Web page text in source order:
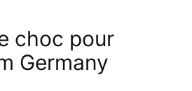
choc pour
Germany